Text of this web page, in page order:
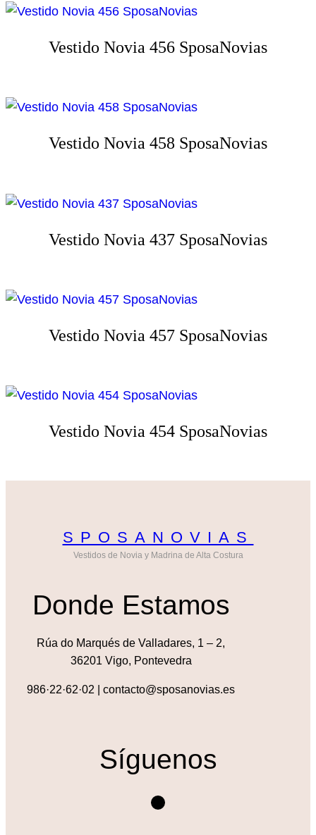
Vestido Novia 456 SposaNovias
Vestido Novia 458 SposaNovias
Vestido Novia 437 SposaNovias
Vestido Novia 457 SposaNovias
Vestido Novia 454 SposaNovias
SPOSANOVIAS
Vestidos de Novia y Madrina de Alta Costura
Donde Estamos
Rúa do Marqués de Valladares, 1 – 2,
36201 Vigo, Pontevedra
986·22·62·02 | contacto@sposanovias.es
Síguenos
Instagram